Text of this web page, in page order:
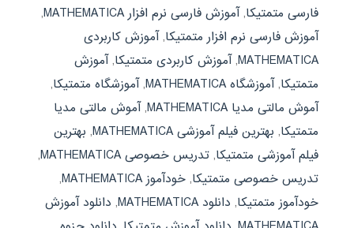
فارسی متمتیکا,آموزش فارسی نرم افزار MATHEMATICA
,
آموزش فارسی نرم افزار متمتیکا,آموزش کاربردی
MATHEMATICA
,آموزش کاربردی متمتیکا,آموزش
متمتیکا,آموزشگاه MATHEMATICA ,آموزشگاه متمتیکا,
آموش مالتی مدیا MATHEMATICA
,آموش مالتی مدیا
متمتیکا, بهترین فیلم آموزشی MATHEMATICA , بهترین
فیلم آموزشی متمتیکا, تدریس خصوصی MATHEMATICA
,
تدریس خصوصی متمتیکا, خودآموز MATHEMATICA
,
خودآموز متمتیکا, دانلود MATHEMATICA , دانلود آموزش